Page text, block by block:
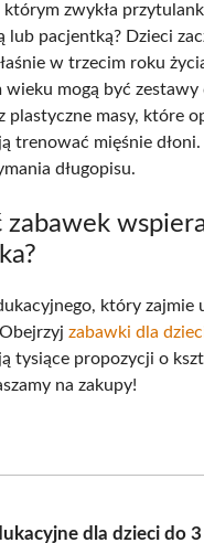
zwykła
lub pacjentką? Dzieci
w trzecim roku
mogą być zestawy
plastyczne masy, które
trenować mięśnie
długopisu.
zabawek
który zajmie
zabawki dla
tysiące propozycji o
na zakupy!
dla dzieci do